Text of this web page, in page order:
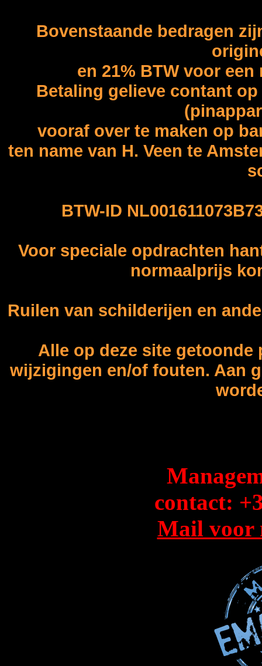
Bovenstaande bedragen
en 21% BTW voor
Betaling gelieve contant
vooraf over te maken op
ten name van H. Veen te
BTW-ID
Voor speciale opdrachten
normaalprijs
Ruilen van schilderijen en
Alle op deze site
wijzigingen en/of fouten. Aan
contact:
Mail voor